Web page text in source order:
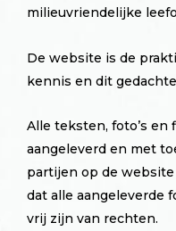
milieuvriendelijke
De website is de
kennis en dit
Alle teksten, foto’s
aangeleverd en met
partijen op de
dat alle aangeleverde
vrij zijn van rechten.